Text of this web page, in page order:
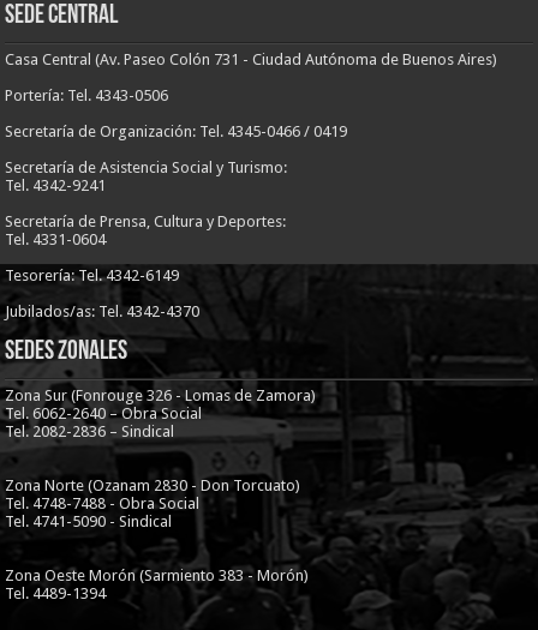
Sede Central
Casa Central (Av. Paseo Colón 731 - Ciudad Autónoma de Buenos Aires)
Portería: Tel. 4343-0506
Secretaría de Organización: Tel. 4345-0466 / 0419
Secretaría de Asistencia Social y Turismo:
Tel. 4342-9241
Secretaría de Prensa, Cultura y Deportes:
Tel. 4331-0604
Tesorería: Tel. 4342-6149
Jubilados/as: Tel. 4342-4370
Sedes Zonales
Zona Sur (Fonrouge 326 - Lomas de Zamora)
Tel. 6062-2640 – Obra Social
Tel. 2082-2836 – Sindical
Zona Norte (Ozanam 2830 - Don Torcuato)
Tel. 4748-7488 - Obra Social
Tel. 4741-5090 - Sindical
Zona Oeste Morón (Sarmiento 383 - Morón)
Tel. 4489-1394